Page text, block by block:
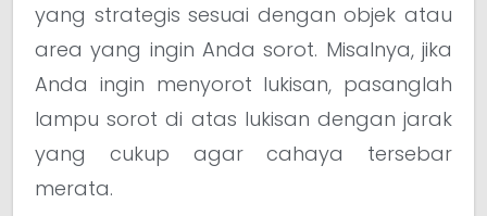
yang strategis sesuai dengan objek atau
area yang ingin Anda sorot. Misalnya, jika
Anda ingin menyorot lukisan, pasanglah
lampu sorot di atas lukisan dengan jarak
yang cukup agar cahaya tersebar
merata.